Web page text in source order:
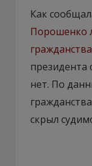
Как
Порошенко
президента
нет. По
скрыл